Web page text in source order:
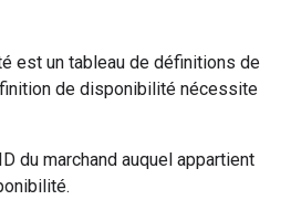
est un tableau de définitions de
de disponibilité nécessite
du marchand auquel appartient